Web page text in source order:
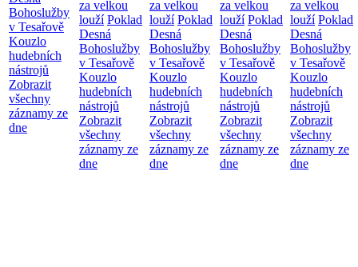
Bohoslužby
v Tesařově
Kouzlo
hudebních
nástrojů
Zobrazit
všechny
záznamy ze
dne
za velkou
louží Poklad
Desná
Bohoslužby
v Tesařově
Kouzlo
hudebních
nástrojů
Zobrazit
všechny
záznamy ze
dne
za velkou
louží Poklad
Desná
Bohoslužby
v Tesařově
Kouzlo
hudebních
nástrojů
Zobrazit
všechny
záznamy ze
dne
za velkou
louží Poklad
Desná
Bohoslužby
v Tesařově
Kouzlo
hudebních
nástrojů
Zobrazit
všechny
záznamy ze
dne
za velkou
louží Poklad
Desná
Bohoslužby
v Tesařově
Kouzlo
hudebních
nástrojů
Zobrazit
všechny
záznamy ze
dne